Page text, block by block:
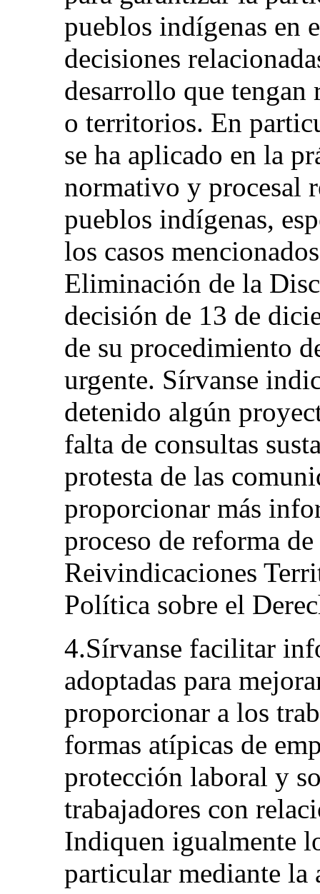
pueblos indígenas en
decisiones
desarrollo que tengan
o territorios. En
se ha aplicado en la
normativo y procesal
pueblos indígenas,
los casos
Eliminación de la
decisión de 13 de
de su procedimiento
urgente. Sírvanse
detenido algún
falta de consultas
protesta de las
proporcionar más
proceso de reforma
Reivindicaciones
Política sobre el
4.Sírvanse facilitar
adoptadas para
proporcionar a los
formas atípicas de
protección laboral y
trabajadores con
Indiquen igualmente
particular mediante la